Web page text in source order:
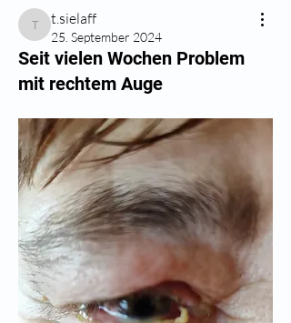
t.sielaff
t.sielaff
25. September 2024
Seit vielen Wochen Problem
mit rechtem Auge